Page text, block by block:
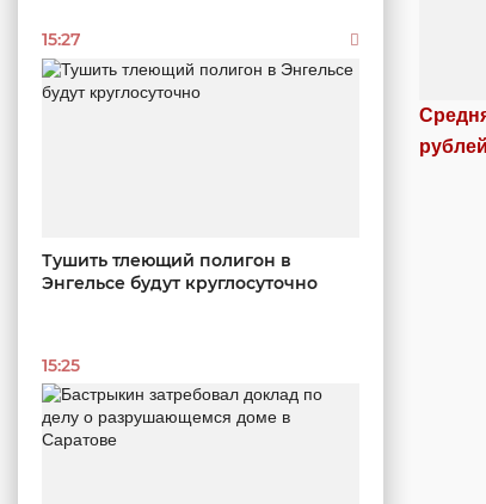
15:27
Тушить тлеющий полигон в
Энгельсе будут круглосуточно
15:25
рублей